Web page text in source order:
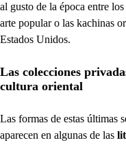
al gusto de la época entre
arte popular o las kachinas
Estados Unidos.
Las colecciones
cultura oriental
Las formas de estas últimas
aparecen en algunas de las